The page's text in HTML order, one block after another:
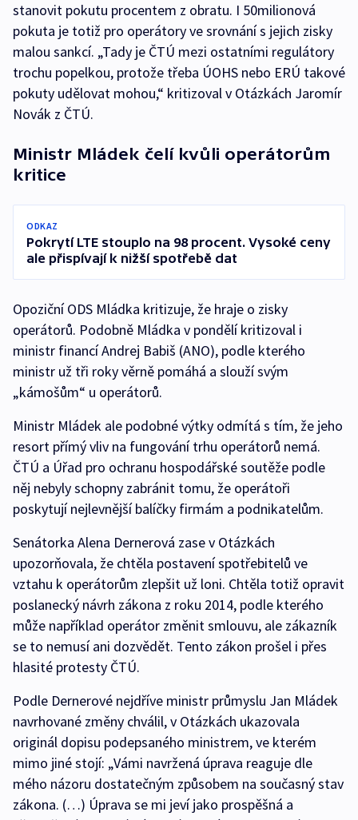
stanovit pokutu procentem z obratu. I 50milionová
pokuta je totiž pro operátory ve srovnání s jejich zisky
malou sankcí. „Tady je ČTÚ mezi ostatními regulátory
trochu popelkou, protože třeba ÚOHS nebo ERÚ takové
pokuty udělovat mohou,“ kritizoval v Otázkách Jaromír
Novák z ČTÚ.
Ministr Mládek čelí kvůli operátorům
kritice
ODKAZ
Pokrytí LTE stouplo na 98 procent. Vysoké ceny
ale přispívají k nižší spotřebě dat
Opoziční ODS Mládka kritizuje, že hraje o zisky
operátorů. Podobně Mládka v pondělí kritizoval i
ministr financí Andrej Babiš (ANO), podle kterého
ministr už tři roky věrně pomáhá a slouží svým
„kámošům“ u operátorů.
Ministr Mládek ale podobné výtky odmítá s tím, že jeho
resort přímý vliv na fungování trhu operátorů nemá.
ČTÚ a Úřad pro ochranu hospodářské soutěže podle
něj nebyly schopny zabránit tomu, že operátoři
poskytují nejlevnější balíčky firmám a podnikatelům.
Senátorka Alena Dernerová zase v Otázkách
upozorňovala, že chtěla postavení spotřebitelů ve
vztahu k operátorům zlepšit už loni. Chtěla totiž opravit
poslanecký návrh zákona z roku 2014, podle kterého
může například operátor změnit smlouvu, ale zákazník
se to nemusí ani dozvědět. Tento zákon prošel i přes
hlasité protesty ČTÚ.
Podle Dernerové nejdříve ministr průmyslu Jan Mládek
navrhované změny chválil, v Otázkách ukazovala
originál dopisu podepsaného ministrem, ve kterém
mimo jiné stojí: „Vámi navržená úprava reaguje dle
mého názoru dostatečným způsobem na současný stav
zákona. (…) Úprava se mi jeví jako prospěšná a